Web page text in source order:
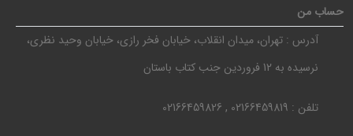
حساب من
آدرس : تهران، میدان انقلاب، خیابان فخر رازی، خیابان وحید نظری،
نرسیده به 12 فروردین جنب کتاب باستان
تلفن : 02166459819 , 02166459826